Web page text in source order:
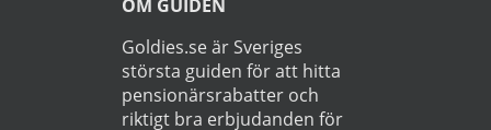
Läs Integritetspolicy